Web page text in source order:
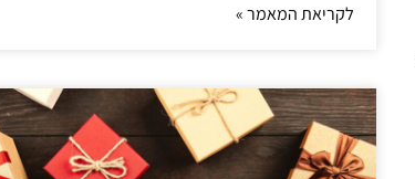
לקריאת המאמר »